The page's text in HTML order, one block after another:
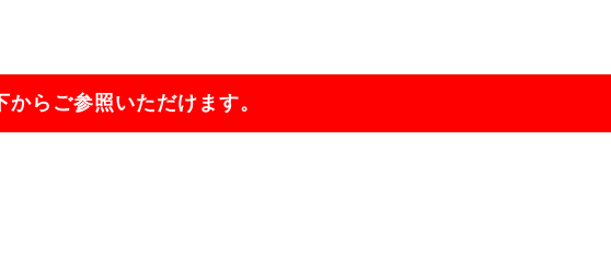
らご参照いただけます。